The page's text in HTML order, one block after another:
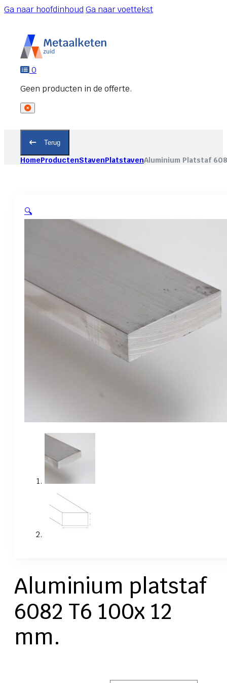
Ga naar hoofdinhoudGa naar voettekst
0
Terug
HomeProductenStavenPlatstavenAluminium Platstaf
🔍
Aluminium platstaf
6082 T6 100x 12
mm.